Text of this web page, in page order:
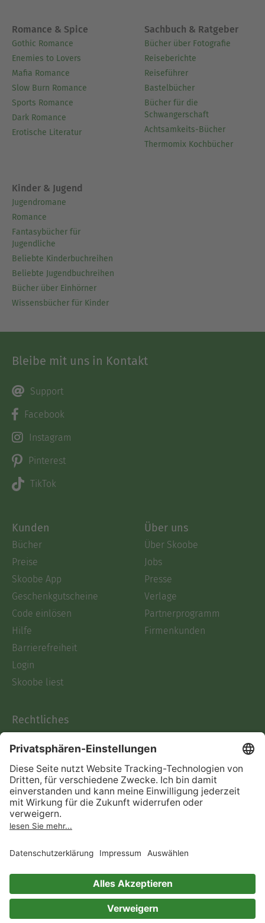
Romance & Spice
Gothic Romance
Enemies to Lovers
Mafia Romance
Slow Burn Romance
Sports Romance
Dark Romance
Erotische Literatur
Sachbuch & Ratgeber
Bücher über Fotografie
Reiseberichte
Reiseführer
Bastelbücher
Bücher für die
Schwangerschaft
Achtsamkeits-Bücher
Thermomix Kochbücher
Kinder & Jugend
Jugendromane
Romance
Fantasybücher für
Jugendliche
Beliebte Kinderbuchreihen
Beliebte Jugendbuchreihen
Bücher über Einhörner
Wissensbücher für Kinder
Bleibe mit uns in Kontakt
Support
Facebook
Instagram
Pinterest
TikTok
Kunden
Bücher
Preise
Skoobe App
Geschenkgutscheine
Code einlösen
Hilfe
Barrierefreiheit
Login
Skoobe liest
Über uns
Über Skoobe
Jobs
Presse
Verlage
Partnerprogramm
Firmenkunden
Rechtliches
AGB
Informationen nach Data
Act
Verträge hier kündigen
Impressum
Immer ein gutes Buch